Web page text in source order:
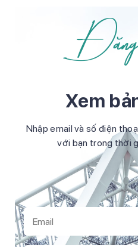
Xem
Nhập email và số điện
với bạn trong thời